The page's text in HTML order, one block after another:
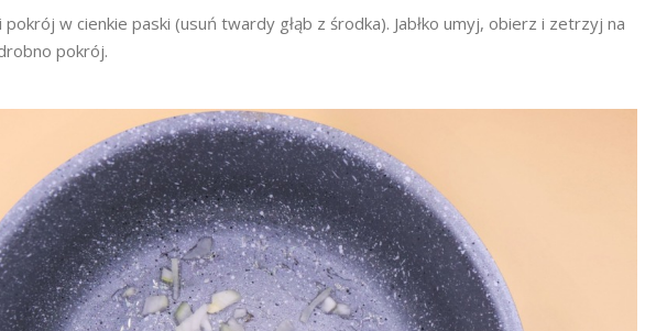
w cienkie paski (usuń twardy głąb z środka). Jabłko umyj, obierz i zetrzyj na
pokrój.